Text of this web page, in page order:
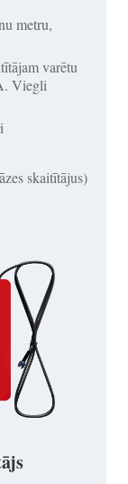
metru,
varētu
Viegli
skaitītājus)